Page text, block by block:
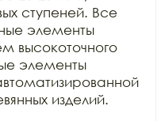
ступеней. Все
элементы
высокоточного
элементы
изделий.